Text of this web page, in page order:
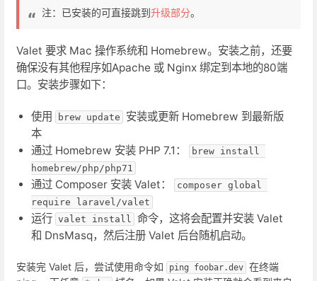
注：已安装的可直接跳到升级部分。
Valet 要求 Mac 操作系统和 Homebrew。安装之前，还要
确保没有其他程序如Apache 或 Nginx 绑定到本地的80端
口。安装步骤如下：
使用 brew update
安装或更新 Homebrew 到最新版
本
通过 Homebrew 安装 PHP 7.1：
brew install
homebrew/php/php71
通过 Composer 安装 Valet：
composer global
require laravel/valet
运行 valet install 命令，这将会配置并安装 Valet
和 DnsMasq，然后注册 Valet 后台随机启动。
安装完 Valet 后，尝试使用命令如 ping foobar.dev 在终端